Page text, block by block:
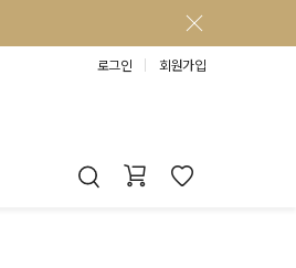
로그인 회원가입